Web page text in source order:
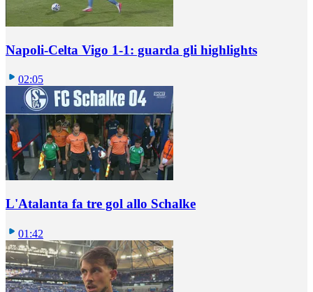
Napoli-Celta Vigo 1-1: guarda gli highlights
02:05
L'Atalanta fa tre gol allo Schalke
01:42